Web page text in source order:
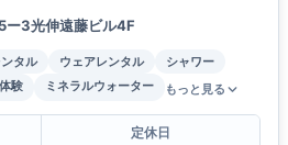
ー3光伸遠藤ビル4F
タル ウェアレンタル
シャワー
験 ミネラルウォーター もっと見る
定休日